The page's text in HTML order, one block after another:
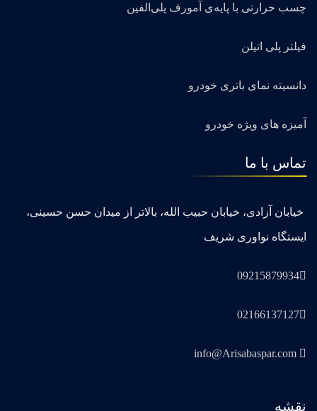
چسب حرارتی با پایه‌ی آمورف پلی‌الفین
فیلتر پلی اتیلن
دانسیته نمای باتری خودرو
آمیزه های ویژه خودرو
تماس با ما
خیابان آزادی، خیابان حبیب الله، بالاتر از میدان حسن حسینی،
ایستگاه نواوری شریف
09215879934
02166137127
نقشه